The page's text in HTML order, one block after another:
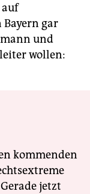
auf
Bayern gar
und
wollen:
kommenden
jetzt